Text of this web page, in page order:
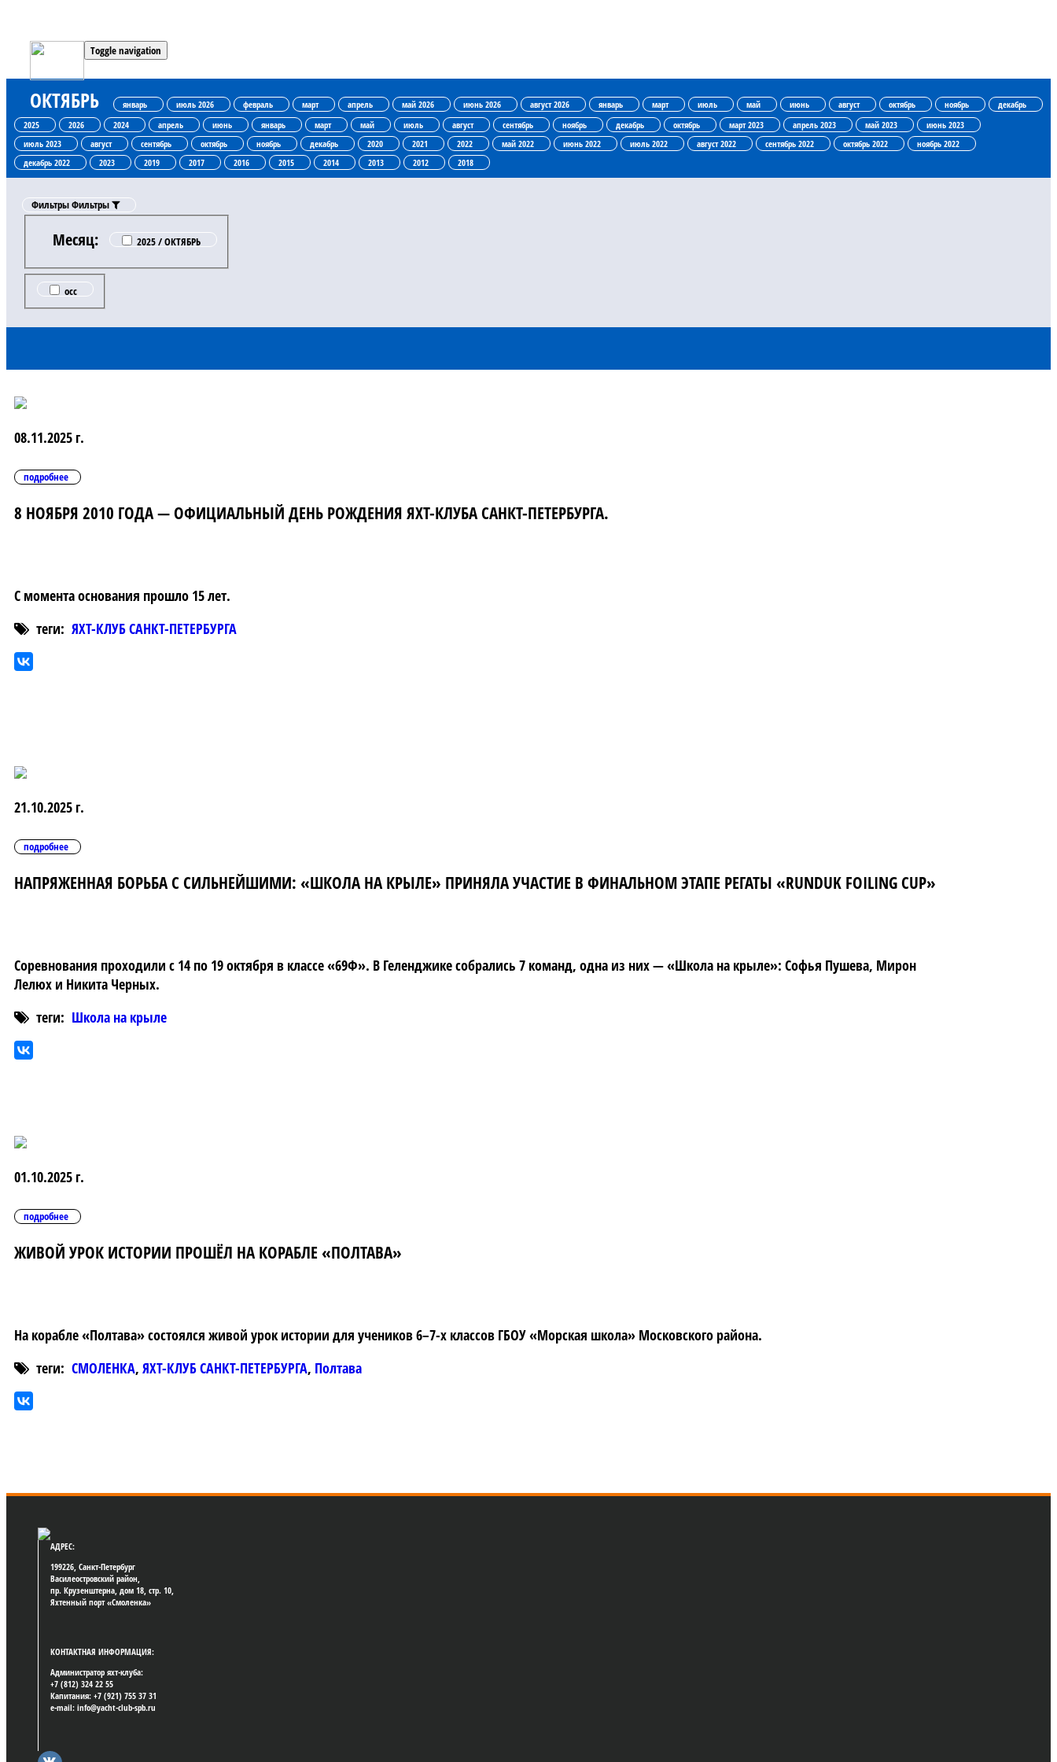
Toggle navigation
ОКТЯБРЬ январь июль 2026 февраль март апрель май 2026 июнь 2026 август 2026 январь март июль май июнь август октябрь ноябрь
декабрь
2025
2026 2024 апрель июнь январь март май июль август сентябрь ноябрь декабрь октябрь март 2023 апрель 2023 май 2023
июнь 2023
июль 2023
август сентябрь октябрь ноябрь декабрь 2020 2021 2022 май 2022 июнь 2022 июль 2022 август 2022 сентябрь 2022 октябрь 2022
ноябрь 2022
декабрь 2022
2023 2019 2017 2016 2015 2014 2013 2012 2018
ФильтрыФильтры
Месяц: 2025 / ОКТЯБРЬ
occ
08.11.2025 г.
подробнее
8 НОЯБРЯ 2010 ГОДА — ОФИЦИАЛЬНЫЙ ДЕНЬ РОЖДЕНИЯ ЯХТ-КЛУБА САНКТ-ПЕТЕРБУРГА.
С момента основания прошло 15 лет.
теги: ЯХТ-КЛУБ САНКТ-ПЕТЕРБУРГА
21.10.2025 г.
подробнее
НАПРЯЖЕННАЯ БОРЬБА С СИЛЬНЕЙШИМИ: «ШКОЛА НА КРЫЛЕ» ПРИНЯЛА УЧАСТИЕ В ФИНАЛЬНОМ ЭТАПЕ РЕГАТЫ «RUNDUK FOILING CUP»
Соревнования проходили с 14 по 19 октября в классе «69Ф». В Геленджике собрались 7 команд, одна из них — «Школа на крыле»: Софья Пушева, Мирон
Лелюх и Никита Черных.
теги: Школа на крыле
01.10.2025 г.
подробнее
ЖИВОЙ УРОК ИСТОРИИ ПРОШЁЛ НА КОРАБЛЕ «ПОЛТАВА»
На корабле «Полтава» состоялся живой урок истории для учеников 6–7-х классов ГБОУ «Морская школа» Московского района.
теги: СМОЛЕНКА, ЯХТ-КЛУБ САНКТ-ПЕТЕРБУРГА, Полтава
АДРЕС:
199226, Санкт-Петербург
Василеостровский район,
пр. Крузенштерна, дом 18, стр. 10,
Яхтенный порт «Смоленка»
КОНТАКТНАЯ ИНФОРМАЦИЯ:
Администратор яхт-клуба:
+7 (812) 324 22 55
Капитания: +7 (921) 755 37 31
e-mail: info@yacht-club-spb.ru